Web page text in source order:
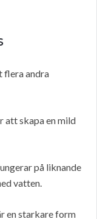
flera andra
att skapa en mild
på liknande
vatten.
en starkare form